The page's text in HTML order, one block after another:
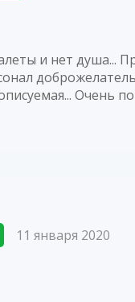
и нет душа...
Очень
11 января 2020